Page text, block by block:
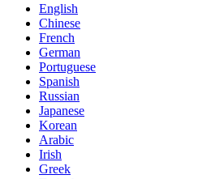
English
Chinese
French
German
Portuguese
Spanish
Russian
Japanese
Korean
Arabic
Irish
Greek